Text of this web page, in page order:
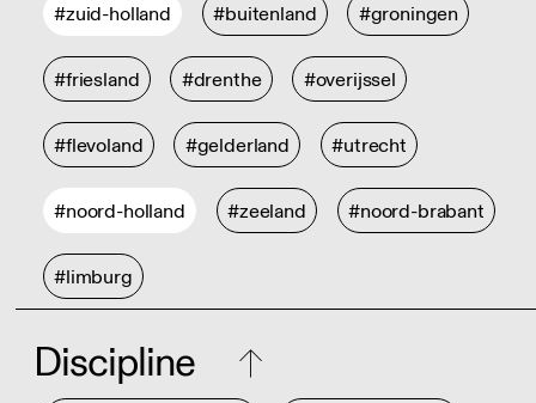
#zuid-holland #buitenland #groningen
#friesland #drenthe #overijssel
#flevoland #gelderland #utrecht
#noord-holland #zeeland #noord-brabant
#limburg
Discipline